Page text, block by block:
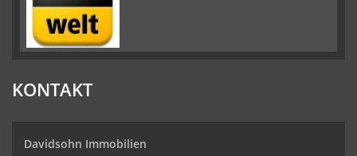
KONTAKT
Davidsohn Immobilien